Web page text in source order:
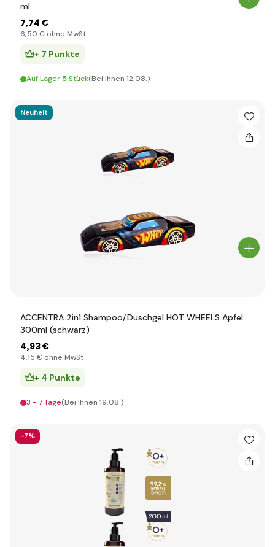
ml
7,74 €
6,50 € ohne MwSt
+ 7 Punkte
Auf Lager 5 Stück(Bei Ihnen 12.08.)
Neuheit
ACCENTRA 2in1 Shampoo/Duschgel HOT WHEELS Apfel
300ml (schwarz)
4,93 €
4,15 € ohne MwSt
+ 4 Punkte
3 - 7 Tage(Bei Ihnen 19.08.)
-7%